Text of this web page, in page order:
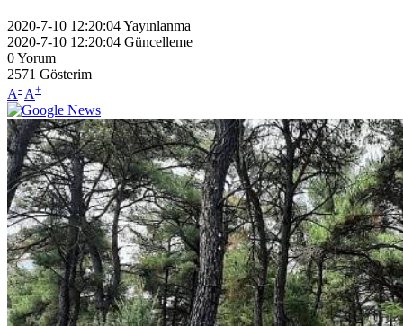
2020-7-10 12:20:04Yayınlanma
2020-7-10 12:20:04 Güncelleme
0Yorum
2571 Gösterim
A- A+